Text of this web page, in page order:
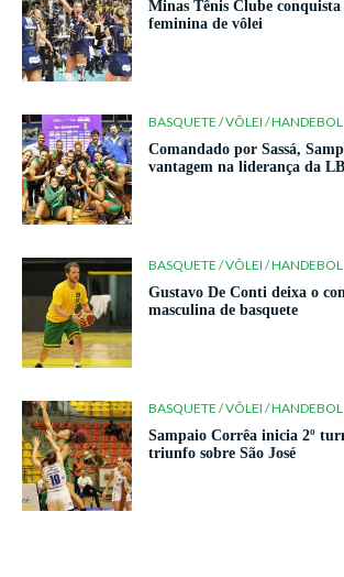
Minas Tênis Clube
feminina de vôlei
BASQUETE / VÔLEI / HANDEBOL
Comandado por Sassá,
vantagem na liderança da
BASQUETE / VÔLEI / HANDEBOL
Gustavo De Conti deixa o
masculina de basquete
BASQUETE / VÔLEI / HANDEBOL
Sampaio Corrêa inicia 2º
triunfo sobre São José